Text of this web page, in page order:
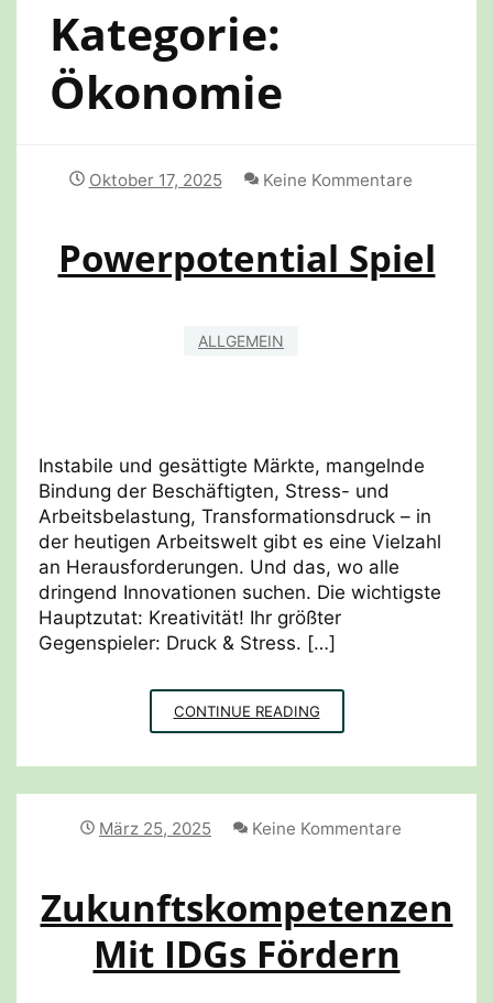
Kategorie:
Ökonomie
Oktober 17, 2025 Keine Kommentare
Powerpotential Spiel
ALLGEMEIN
Instabile und gesättigte Märkte, mangelnde
Bindung der Beschäftigten, Stress- und
Arbeitsbelastung, Transformationsdruck – in
der heutigen Arbeitswelt gibt es eine Vielzahl
an Herausforderungen. Und das, wo alle
dringend Innovationen suchen. Die wichtigste
Hauptzutat: Kreativität! Ihr größter
Gegenspieler: Druck & Stress. […]
CONTINUE READINGPOWERPOTENTIAL
SPIEL
März 25, 2025 Keine Kommentare
Zukunftskompetenzen
Mit IDGs Fördern